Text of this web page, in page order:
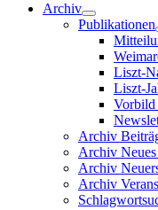
Archiv
Publikationen
Liszt-
Liszt-
Archiv
Archiv
Archiv
Archiv